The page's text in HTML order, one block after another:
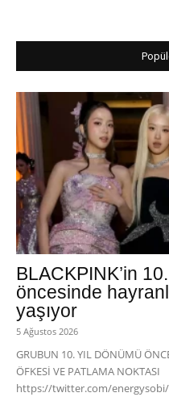
BLACKPINK’in
öncesinde
yaşıyor
5 Ağustos 2026
GRUBUN 10. YIL DÖNÜMÜ
ÖFKESİ VE PATLAMA NOKTASI
https://twitter.com/energysobi/